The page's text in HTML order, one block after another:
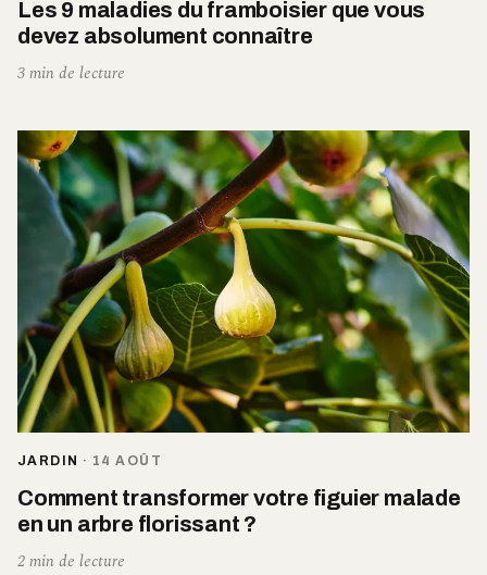
Les 9 maladies du framboisier que vous
devez absolument connaître
3 min de lecture
JARDIN · 14 AOÛT
Comment transformer votre figuier malade
en un arbre florissant ?
2 min de lecture